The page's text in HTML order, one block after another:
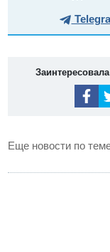
Еще новости по